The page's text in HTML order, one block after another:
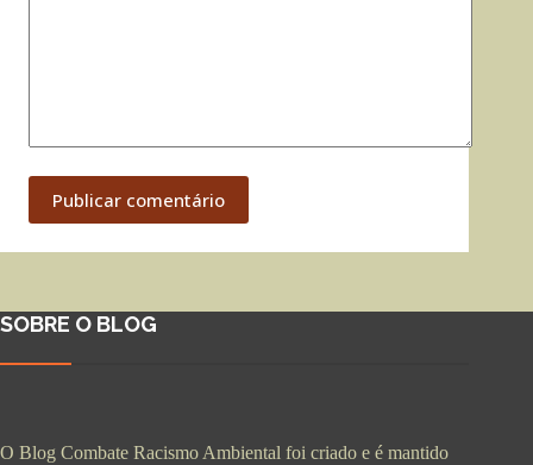
Publicar comentário
SOBRE O BLOG
O Blog Combate Racismo Ambiental foi criado e é mantido